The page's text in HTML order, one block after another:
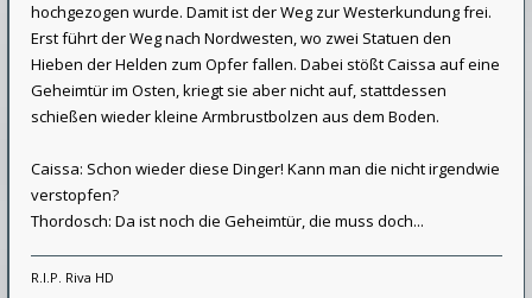
hochgezogen wurde. Damit ist der Weg zur Westerkundung frei.
Erst führt der Weg nach Nordwesten, wo zwei Statuen den
Hieben der Helden zum Opfer fallen. Dabei stößt Caissa auf eine
Geheimtür im Osten, kriegt sie aber nicht auf, stattdessen
schießen wieder kleine Armbrustbolzen aus dem Boden.
Caissa: Schon wieder diese Dinger! Kann man die nicht irgendwie
verstopfen?
Thordosch: Da ist noch die Geheimtür, die muss doch...
R.I.P. Riva HD